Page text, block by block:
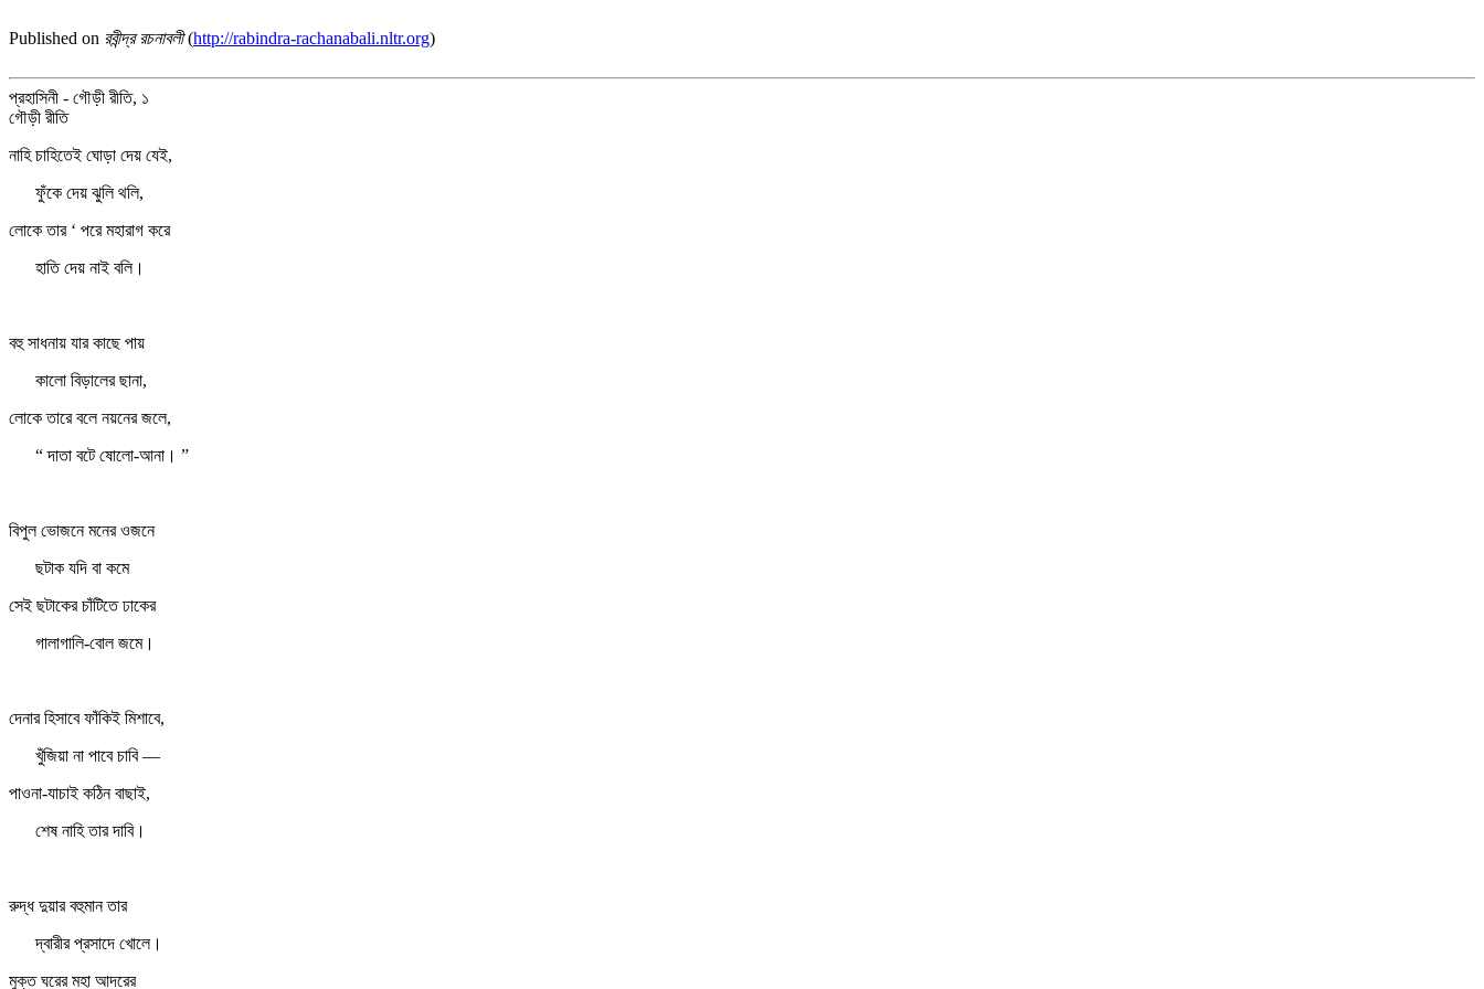
Published on রবীন্দ্র রচনাবলী(http://rabindra-rachanabali.nltr.org)
প্রহাসিনী - গৌড়ী রীতি, ১
গৌড়ী রীতি
নাহি চাহিতেই ঘোড়া দেয় যেই,
ফুঁকে দেয় ঝুলি থলি,
লোকে তার ‘ পরে মহারাগ করে
হাতি দেয় নাই বলি।
বহু সাধনায় যার কাছে পায়
কালো বিড়ালের ছানা,
লোকে তারে বলে নয়নের জলে,
“ দাতা বটে ষোলো-আনা। ”
বিপুল ভোজনে মনের ওজনে
ছটাক যদি বা কমে
সেই ছটাকের চাঁটিতে ঢাকের
গালাগালি-বোল জমে।
দেনার হিসাবে ফাঁকিই মিশাবে,
খুঁজিয়া না পাবে চাবি —
পাওনা-যাচাই কঠিন বাছাই,
শেষ নাহি তার দাবি।
রুদ্ধ দুয়ার বহুমান তার
দ্বারীর প্রসাদে খোলে।
মুক্ত ঘরের মহা আদরের